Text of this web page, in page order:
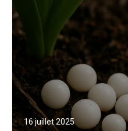
16 juillet 2025